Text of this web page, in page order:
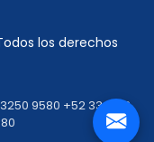
los derechos
9580 +52 33 1862